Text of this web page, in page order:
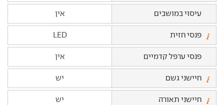
עיסוי במושבים אין
פנסי חזית LED
פנסי ערפל קדמיים אין
חיישני גשם יש
חיישני תאורה יש